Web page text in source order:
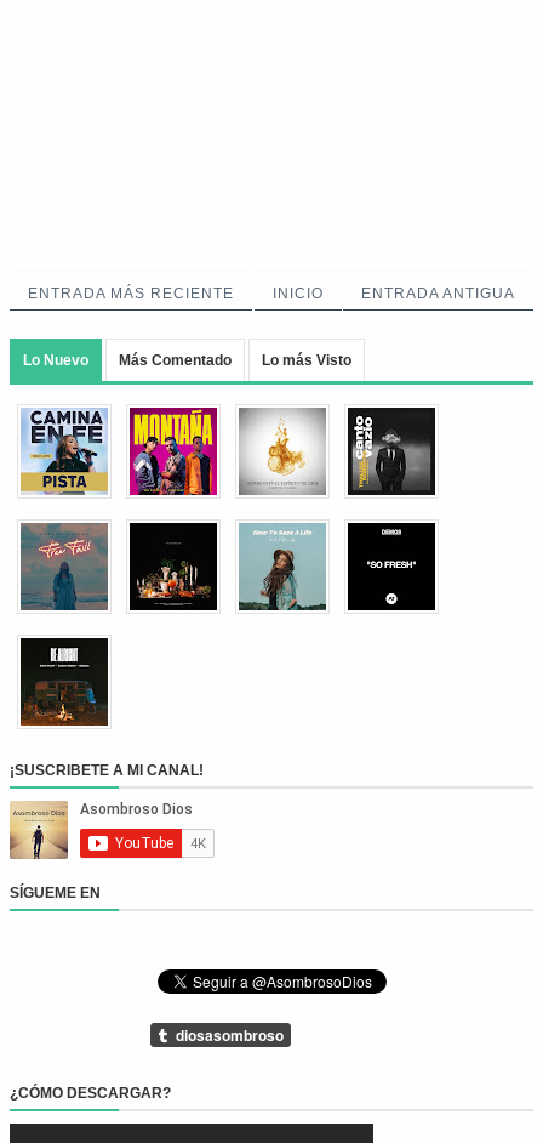
ENTRADA MÁS RECIENTE ENTRADA ANTIGUA
INICIO
Lo Nuevo Más Comentado Lo más Visto
¡SUSCRIBETE A MI CANAL!
SÍGUEME EN
¿CÓMO DESCARGAR?